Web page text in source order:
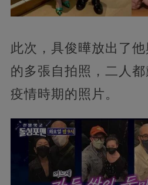
此次，具俊曄放出了
的多張自拍照，二人
疫情時期的照片。